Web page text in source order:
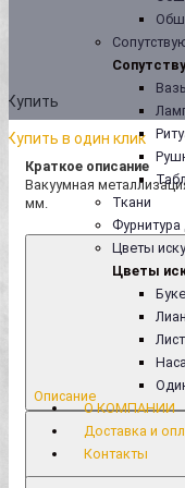
Ткани
Фурнитура
Цветы
Цветы
О КОМПАНИИ
Доставка и
Контакты
Купить
Купить в один клик
Краткое описание
Вакуумная
мм.
Описание